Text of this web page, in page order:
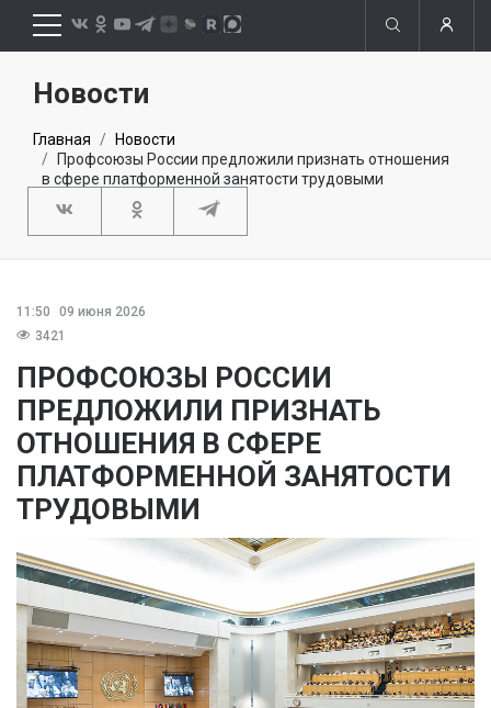
Новости
Главная
Новости
Профсоюзы России предложили признать отношения
в сфере платформенной занятости трудовыми
11:50
09 июня 2026
3421
ПРОФСОЮЗЫ РОССИИ
ПРЕДЛОЖИЛИ ПРИЗНАТЬ
ОТНОШЕНИЯ В СФЕРЕ
ПЛАТФОРМЕННОЙ ЗАНЯТОСТИ
ТРУДОВЫМИ